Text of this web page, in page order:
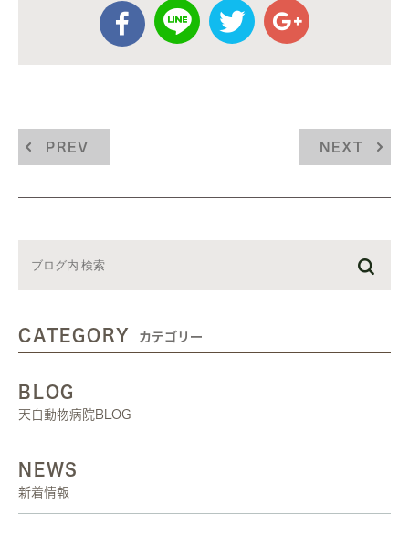
PREV NEXT
CATEGORY カテゴリー
BLOG
天白動物病院BLOG
NEWS
新着情報